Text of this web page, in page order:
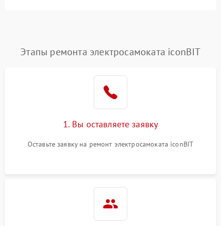
Этапы ремонта электросамоката iconBIT
1. Вы оставляете заявку
Оставьте заявку на ремонт электросамоката iconBIT